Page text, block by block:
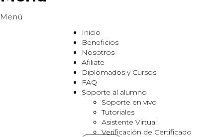
Inicio
Beneficios
Nosotros
Afiliate
Diplomados y Cursos
FAQ
Soporte al alumno
Soporte en vivo
Tutoriales
Asistente Virtual
Verificación de Certificado